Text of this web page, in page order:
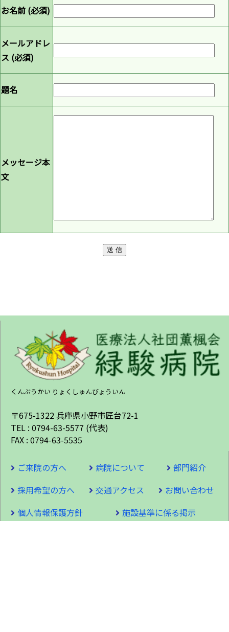
お名前 (必須)
メールアドレ
ス (必須)
題名
メッセージ本
文
くんぷうかい りょくしゅんびょういん
〒675-1322 兵庫県小野市匠台72-1
TEL : 0794-63-5577 (代表)
FAX : 0794-63-5535
ご来院の方へ 病院について
部門紹介
採用希望の方へ
交通アクセス
お問い合わせ
個人情報保護方針
施設基準に係る掲示